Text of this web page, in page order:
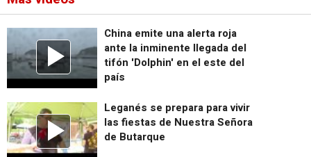
China emite una alerta roja
ante la inminente llegada del
tifón 'Dolphin' en el este del
país
Leganés se prepara para vivir
las fiestas de Nuestra Señora
de Butarque